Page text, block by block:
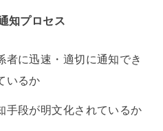
知プロセス
者に迅速・適切に通知でき
いるか
手段が明文化されているか